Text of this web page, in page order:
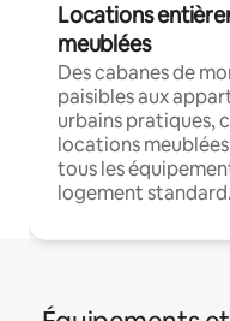
Locations
meublées
Des cabanes de
paisibles aux
urbains pratiques,
locations
tous les
logement standard.